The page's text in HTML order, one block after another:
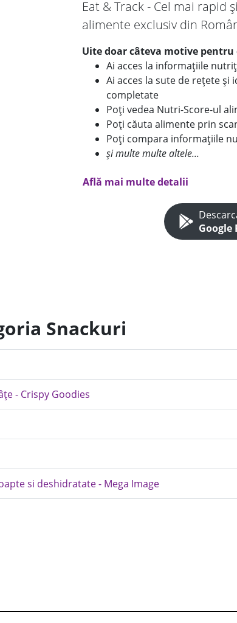
Eat & Track - Cel mai
alimente exclusiv din
Uite doar câteva motive
Ai acces la informațiile
Ai acces la sute de rețete
completate
Poți vedea Nutri-Score-ul
Poți căuta alimente prin
Poți compara informațiile
și multe multe altele...
Află mai multe detalii
Google
Snackuri
- Crispy Goodies
si deshidratate - Mega Image